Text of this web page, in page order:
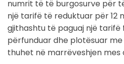
numrit të të burgosurve për
një tarifë të reduktuar për 12
gjithashtu të paguaj një
përfunduar dhe plotësuar
thuhet në marrëveshjen mes